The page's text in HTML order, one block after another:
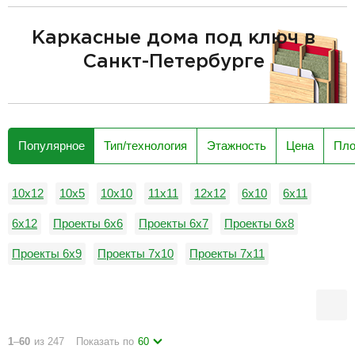
Каркасные дома под ключ в
Санкт-Петербурге
Популярное Тип/технология Этажность Цена
10x12 10x5 10х10 11х11 12x12 6x10 6x11
6x12 Проекты 6х6 Проекты 6х7 Проекты 6х8
Проекты 6х9 Проекты 7х10 Проекты 7х11
1–60 из 247 Показать по 60